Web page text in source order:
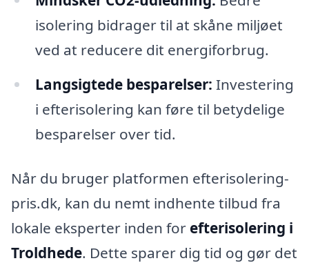
isolering bidrager til at skåne miljøet
ved at reducere dit energiforbrug.
Langsigtede besparelser: Investering
i efterisolering kan føre til betydelige
besparelser over tid.
Når du bruger platformen efterisolering-
pris.dk, kan du nemt indhente tilbud fra
lokale eksperter inden for efterisolering i
Troldhede. Dette sparer dig tid og gør det